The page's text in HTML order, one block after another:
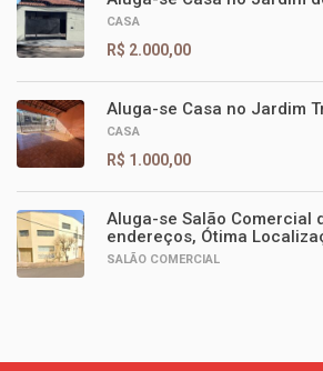
CASA
R$ 2.000,00
Aluga-se Casa no Jardim
CASA
R$ 1.000,00
Aluga-se Salão Comercial
endereços, Ótima
SALÃO COMERCIAL